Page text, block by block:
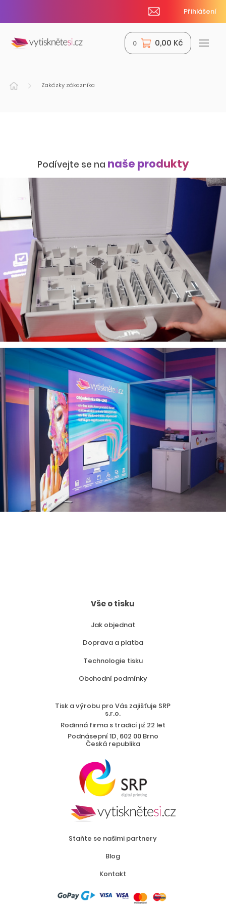
Přihlášení
0 0,00 Kč
Zakázky zákazníka
Podívejte se na naše produkty
Vše o tisku
Jak objednat
Doprava a platba
Technologie tisku
Obchodní podmínky
Tisk a výrobu pro Vás zajišťuje SRP
s.r.o.
Rodinná firma s tradicí již 22 let
Podnásepní 1D, 602 00 Brno
Česká republika
Staňte se našimi partnery
Blog
Kontakt